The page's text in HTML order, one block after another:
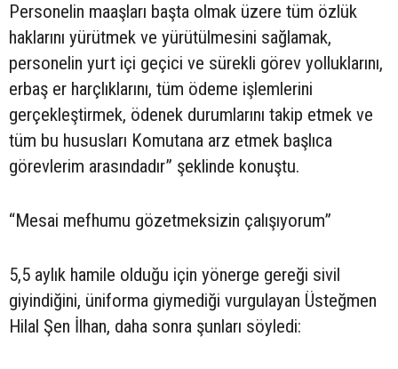
Personelin maaşları başta olmak üzere tüm özlük
haklarını yürütmek ve yürütülmesini sağlamak,
personelin yurt içi geçici ve sürekli görev yolluklarını,
erbaş er harçlıklarını, tüm ödeme işlemlerini
gerçekleştirmek, ödenek durumlarını takip etmek ve
tüm bu hususları Komutana arz etmek başlıca
görevlerim arasındadır” şeklinde konuştu.
“Mesai mefhumu gözetmeksizin çalışıyorum”
5,5 aylık hamile olduğu için yönerge gereği sivil
giyindiğini, üniforma giymediği vurgulayan Üsteğmen
Hilal Şen İlhan, daha sonra şunları söyledi: